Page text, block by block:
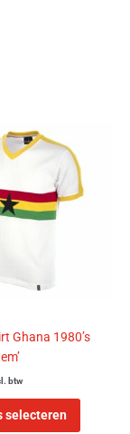
Ghana 1980’s
btw
selecteren
heeft
op